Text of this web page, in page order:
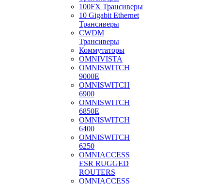
100FX Трансиверы
10 Gigabit Ethernet
Трансиверы
CWDM
Трансиверы
Коммутаторы
OMNIVISTA
OMNISWITCH
9000E
OMNISWITCH
6900
OMNISWITCH
6850E
OMNISWITCH
6400
OMNISWITCH
6250
OMNIACCESS
ESR RUGGED
ROUTERS
OMNIACCESS